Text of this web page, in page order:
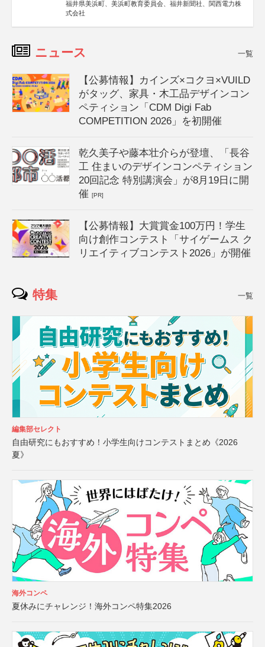
福井県美浜町、美浜町教育委員会、福井新聞社、関西電力株
式会社
ニュース 一覧
【公募情報】カインズ×コクヨ×VUILD
がタッグ、家具・木工品デザインコン
ペティション「CDM Digi Fab
COMPETITION 2026」を初開催
乾久美子や藤本壮介らが登壇、「長谷
工 住まいのデザインコンペティション
20回記念 特別講演会」が8月19日に開
催[PR]
【公募情報】大賞賞金100万円！学生
向け創作コンテスト「サイゲームス ク
リエイティブコンテスト2026」が開催
特集 一覧
編集部セレクト
自由研究にもおすすめ！小学生向けコンテストまとめ《2026
夏》
海外コンペ
夏休みにチャレンジ！海外コンペ特集2026